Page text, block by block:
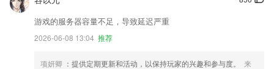
游戏的服务器容量不足，导致延迟严重
2026-06-08 13:04 推荐
项妍卿 ：提供定期更新和活动，以保持玩家的兴趣和参与度。
来